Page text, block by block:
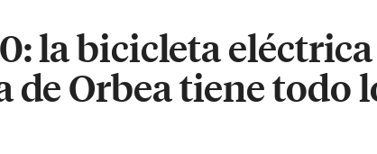
la bicicleta
de Orbea tiene todo